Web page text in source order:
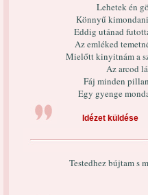
Lehetek én
Könnyű
Eddig utánad
Az emléked
Mielőtt kinyitnám a
Az arcod
Fáj minden
Egy gyenge
Idézet küldése
Testedhez bújtam s